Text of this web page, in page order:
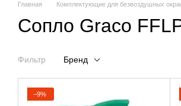
Главная Комплектующие для безвоздушных
Сопло Graco
Фильтр Бренд
−9%